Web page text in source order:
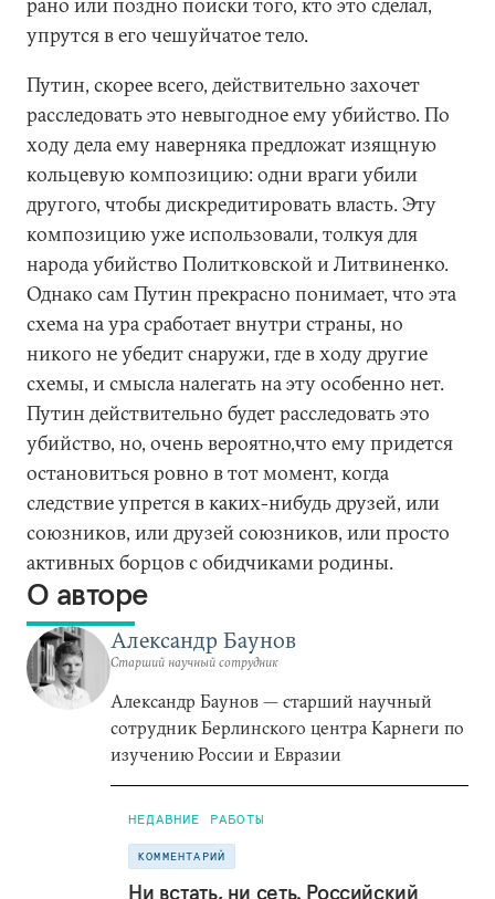
упрутся в его чешуйчатое тело.
Путин, скорее всего, действительно захочет
расследовать это невыгодное ему убийство. По
ходу дела ему наверняка предложат изящную
кольцевую композицию: одни враги убили
другого, чтобы дискредитировать власть. Эту
композицию уже использовали, толкуя для
народа убийство Политковской и Литвиненко.
Однако сам Путин прекрасно понимает, что эта
схема на ура сработает внутри страны, но
никого не убедит снаружи, где в ходу другие
схемы, и смысла налегать на эту особенно нет.
Путин действительно будет расследовать это
убийство, но, очень вероятно,что ему придется
остановиться ровно в тот момент, когда
следствие упрется в каких-нибудь друзей, или
союзников, или друзей союзников, или просто
активных борцов с обидчиками родины.
О авторе
Александр Баунов
Старший научный сотрудник
Александр Баунов — старший научный
сотрудник Берлинского центра Карнеги по
изучению России и Евразии
НЕДАВНИЕ РАБОТЫ
КОММЕНТАРИЙ
Ни встать, ни сеть. Российский